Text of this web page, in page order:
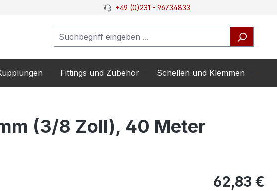
+49 (0)231 - 96734833
Fittings und Zubehör Schellen und Klemmen
(3/8 Zoll), 40 Meter
62,83 €